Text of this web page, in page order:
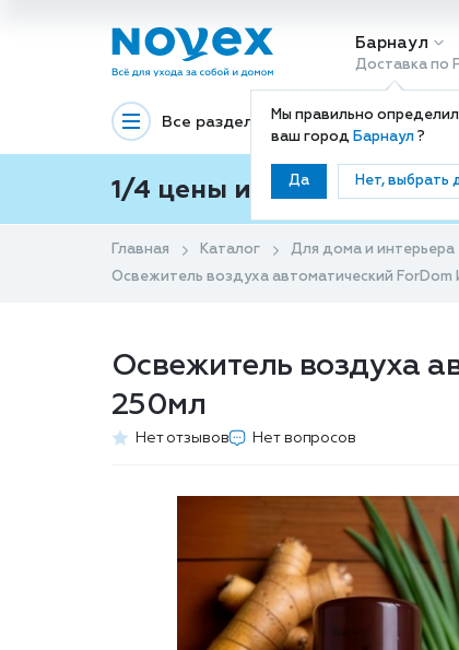
Барнаул
Доставка по
Мы правильно
ваш город Барнаул?
Да Нет, выбрать
Все разделы Декоративная
1/4 цены и покупки ваши
Главная Каталог Для дома и интерьера
Освежитель воздуха автоматический ForDom
Освежитель воздуха
250мл
Нет отзывов Нет вопросов